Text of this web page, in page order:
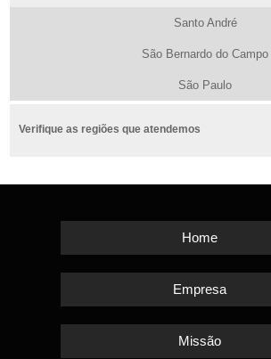
Santo André
São Bernardo do Campo
São Paulo
Verifique as regiões que atendemos
Home
Empresa
Missão